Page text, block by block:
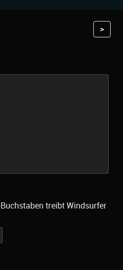
>
treibt Windsurfer